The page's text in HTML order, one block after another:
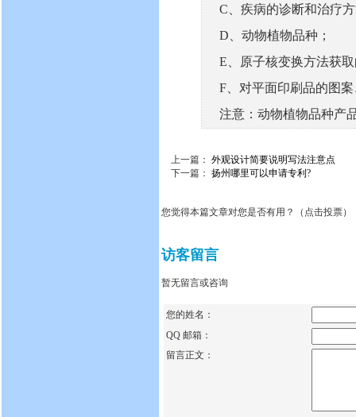
C、疾病的诊断和治疗
D、动物植物品种；
E、原子核变换方法获取
F、对平面印刷品的图案
注意：动物植物品种产
上一篇： 外观设计简要说明写法注意点
下一篇： 扬州哪里可以申请专利?
您觉得本篇文章对您是否有用？（点击投票）
访客留言
暂无留言或咨询
您的姓名：
QQ 邮箱：
留言正文：